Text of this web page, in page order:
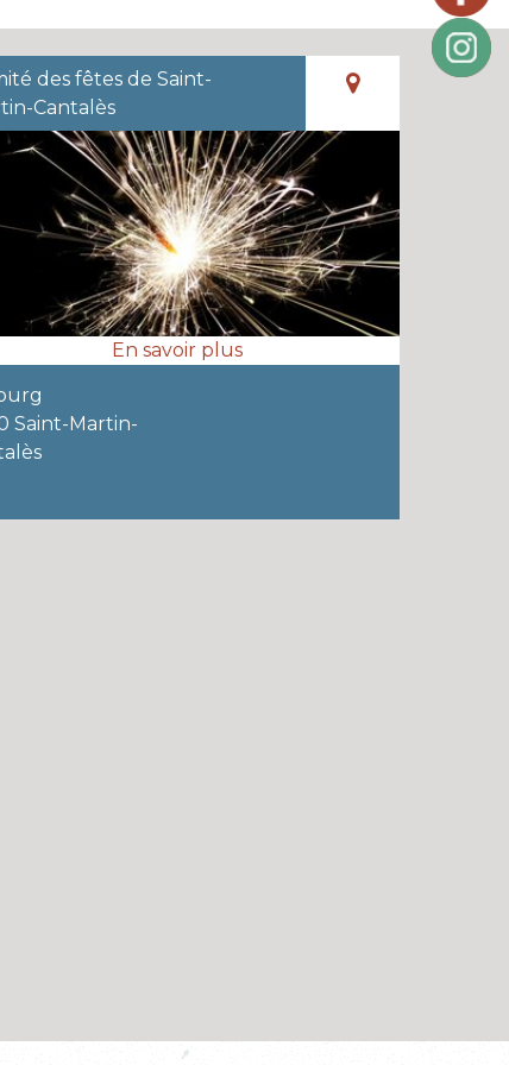
des fêtes de Saint-
Cantalès
Saint-Martin-